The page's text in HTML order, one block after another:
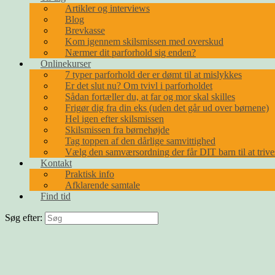
Artikler og interviews
Blog
Brevkasse
Kom igennem skilsmissen med overskud
Nærmer dit parforhold sig enden?
Onlinekurser
7 typer parforhold der er dømt til at mislykkes
Er det slut nu? Om tvivl i parforholdet
Sådan fortæller du, at far og mor skal skilles
Frigør dig fra din eks (uden det går ud over børnene)
Hel igen efter skilsmissen
Skilsmissen fra børnehøjde
Tag toppen af den dårlige samvittighed
Vælg den samværsordning der får DIT barn til at
Kontakt
Praktisk info
Afklarende samtale
Find tid
Søg efter: